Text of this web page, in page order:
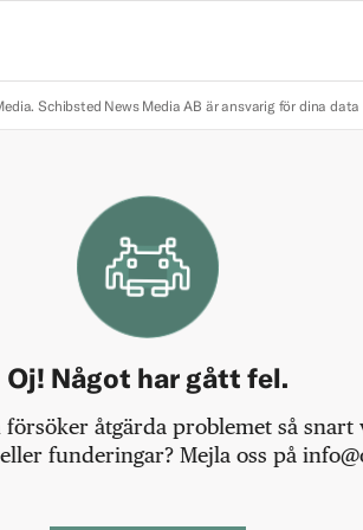
Schibsted News Media AB är ansvarig för dina
Oj! Något har gått fel.
åtgärda problemet så snart
funderingar? Mejla oss på